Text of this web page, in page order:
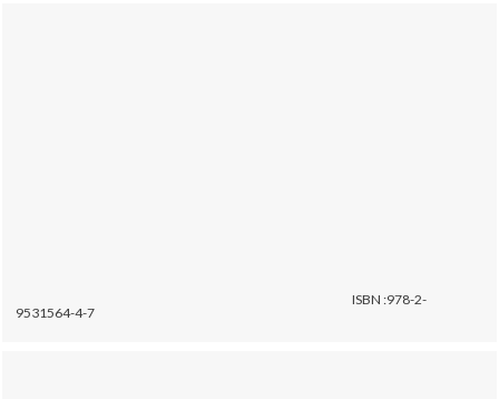
ISBN :978-2-
9531564-4-7